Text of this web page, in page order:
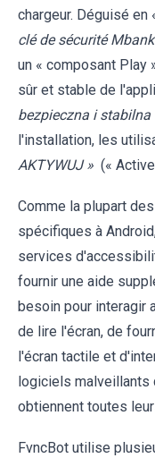
chargeur. Déguisé
clé de sécurité
un « composant Play
sûr et stable de
bezpieczna i
l'installation, les
AKTYWUJ » («
Comme la plupart
spécifiques à
services
fournir une aide
besoin pour interagir
de lire l'écran, de
l'écran tactile et
logiciels malveillants
obtiennent toutes
FvncBot utilise